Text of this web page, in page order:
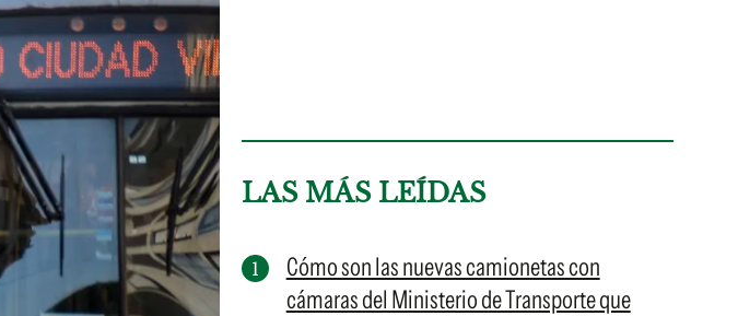
LAS MÁS LEÍDAS
Cómo son las nuevas camionetas con
cámaras del Ministerio de Transporte que